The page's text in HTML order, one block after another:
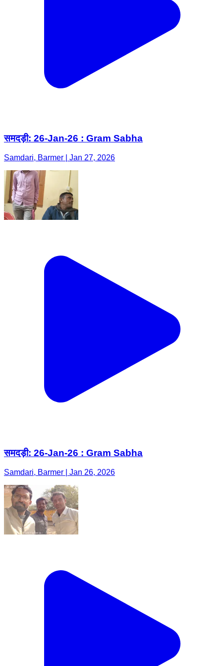
समदड़ी: 26-Jan-26 : Gram Sabha
Samdari, Barmer | Jan 27, 2026
समदड़ी: 26-Jan-26 : Gram Sabha
Samdari, Barmer | Jan 26, 2026